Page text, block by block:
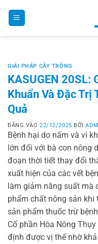
GIẢI PHÁP CÂY TRỒNG
KASUGEN 20SL:
Khuẩn Và Đặc Trị
Quả
ĐĂNG VÀO22/12/2025 BỞI
Bệnh hại do nấm và vi
lớn đối với bà con nông
đoạn thời tiết thay đổi
xuất hiện của các vết
làm giảm năng suất mà
phẩm chất nông sản khi
sản phẩm thuốc trừ
Cổ phần Hóa Nông
định được vị thế nhờ